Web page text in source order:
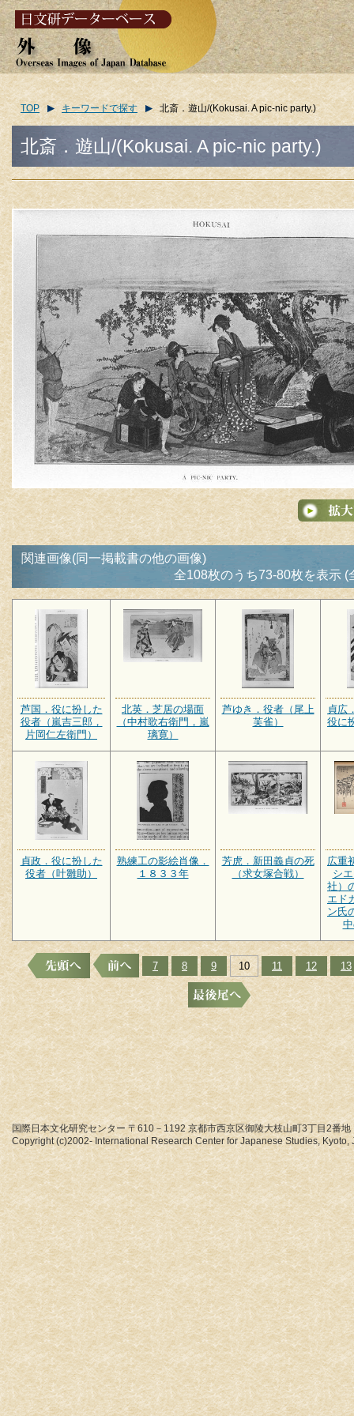
TOP キーワードで探す 北斎．遊山/(Kokusai. A pic-nic party.)
北斎．遊山/(Kokusai. A pic-nic party.)
関連画像(同一掲載書の他の画像)
全108枚のうち73-80枚を表示 (
芦国．役に扮した
役者（嵐吉三郎，
片岡仁左衛門）
北英．芝居の場面
（中村歌右衛門，嵐
璃寛）
芦ゆき．役者（尾上
芙雀）
貞広
役に
貞政．役に扮した
役者（叶雛助）
熟練工の影絵肖像．
１８３３年
芳虎．新田義貞の死
（求女塚合戦）
広重
シ
社）
エド
ン氏
7 8 9 10 11 12 13
国際日本文化研究センター 〒610－1192 京都市西京区御陵大枝山町3丁目2番地
Copyright (c)2002- International Research Center for Japanese Studies, Kyoto,